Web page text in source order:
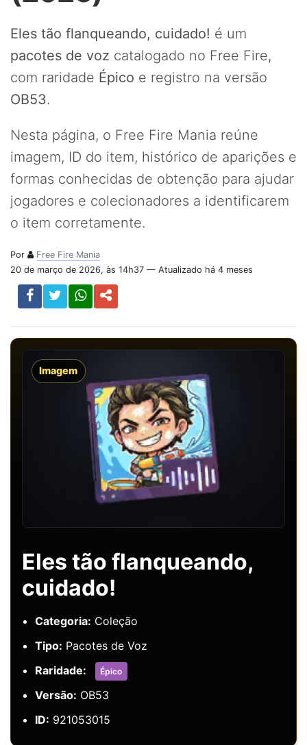
Eles tão flanqueando, cuidado! é um
pacotes de voz catalogado no Free Fire,
com raridade Épico e registro na versão
OB53.
Nesta página, o Free Fire Mania reúne
imagem, ID do item, histórico de aparições e
formas conhecidas de obtenção para ajudar
jogadores e colecionadores a identificarem
o item corretamente.
Por
Free Fire Mania
20 de março de 2026, às 14h37 — Atualizado há 4 meses
Imagem
Eles tão flanqueando,
cuidado!
Categoria: Coleção
Tipo: Pacotes de Voz
Raridade:
Épico
Versão: OB53
ID: 921053015